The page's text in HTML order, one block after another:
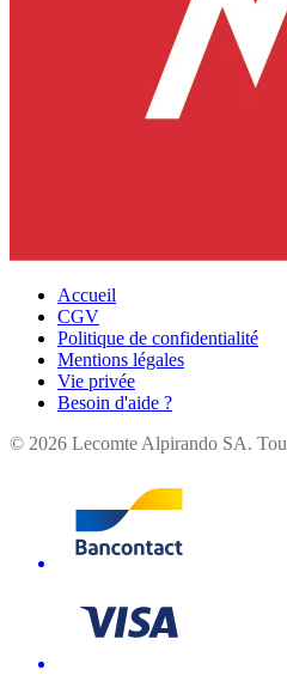
Accueil
CGV
Politique de confidentialité
Mentions légales
Vie privée
Besoin d'aide ?
© 2026 Lecomte Alpirando SA.